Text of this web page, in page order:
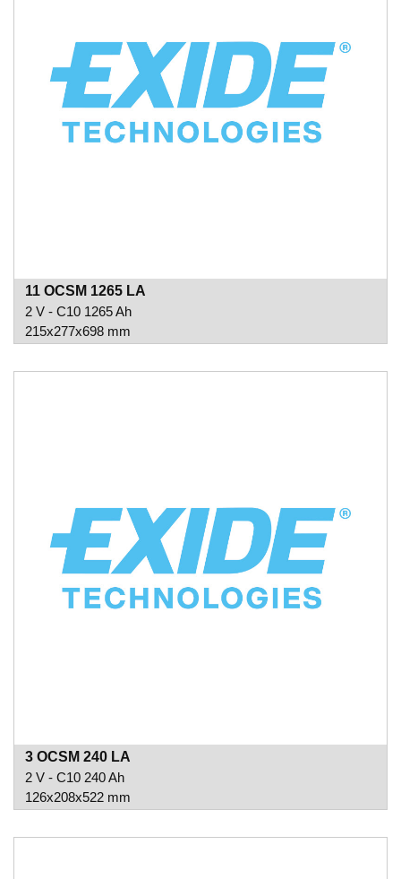
11 OCSM 1265 LA
2 V - C10 1265 Ah
215x277x698 mm
3 OCSM 240 LA
2 V - C10 240 Ah
126x208x522 mm